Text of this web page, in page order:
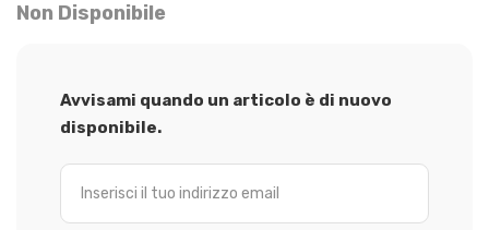
Non Disponibile
Avvisami quando un articolo è di nuovo
disponibile.